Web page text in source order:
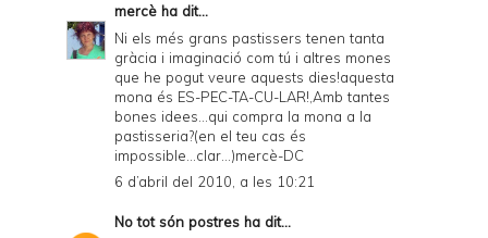
mercè ha dit...
Ni els més grans pastissers tenen tanta
gràcia i imaginació com tú i altres mones
que he pogut veure aquests dies!aquesta
mona és ES-PEC-TA-CU-LAR!,Amb tantes
bones idees...qui compra la mona a la
pastisseria?(en el teu cas és
impossible...clar...)mercè-DC
6 d’abril del 2010, a les 10:21
No tot són postres ha dit...